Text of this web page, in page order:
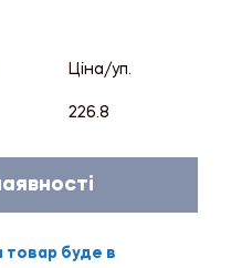
Ціна/уп.
226.8
товар буде в